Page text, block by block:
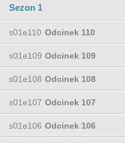
Sezon 1
s01e110 Odcinek 110
s01e109 Odcinek 109
s01e108 Odcinek 108
s01e107 Odcinek 107
s01e106 Odcinek 106